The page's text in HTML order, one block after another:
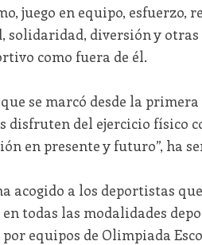
juego en equipo, esfuerzo,
solidaridad, diversión y otras
como fuera de él.
se marcó desde la
disfruten del ejercicio físico
en presente y futuro”, ha
acogido a los deportistas
todas las modalidades
equipos de Olimpiada